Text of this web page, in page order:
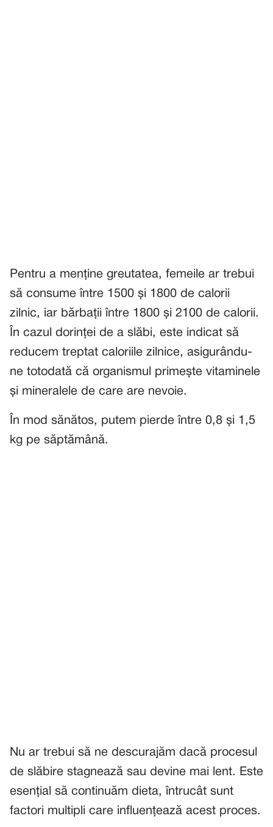
Pentru a menține greutatea, femeile ar trebui
să consume între 1500 și 1800 de calorii
zilnic, iar bărbații între 1800 și 2100 de calorii.
În cazul dorinței de a slăbi, este indicat să
reducem treptat caloriile zilnice, asigurându-
ne totodată că organismul primește vitaminele
și mineralele de care are nevoie.
În mod sănătos, putem pierde între 0,8 și 1,5
kg pe săptămână.
Nu ar trebui să ne descurajăm dacă procesul
de slăbire stagnează sau devine mai lent. Este
esențial să continuăm dieta, întrucât sunt
factori multipli care influențează acest proces.